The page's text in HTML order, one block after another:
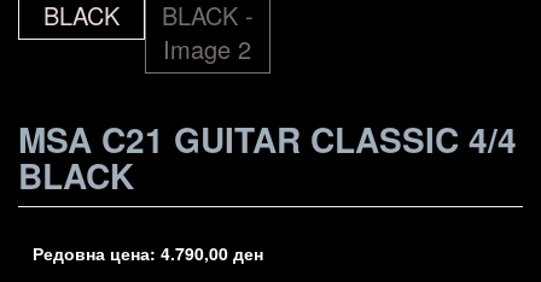
MSA C21 GUITAR CLASSIC 4/4
BLACK
Редовна цена: 4.790,00 ден